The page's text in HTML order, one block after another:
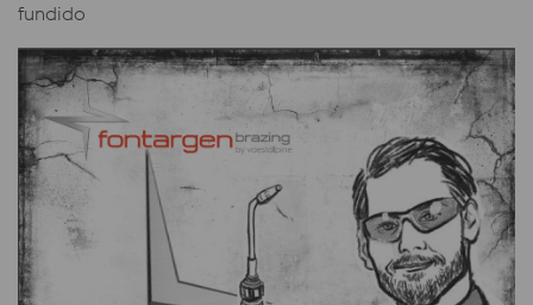
fundido